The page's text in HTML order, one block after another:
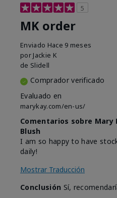
5
MK order
Enviado Hace 9 meses
por Jackie K
de Slidell
Comprador verificado
Evaluado en
marykay.com/en-us/
Comentarios sobre Mary
Blush
I am so happy to have
daily!
Mostrar Traducción
Conclusión Sí,